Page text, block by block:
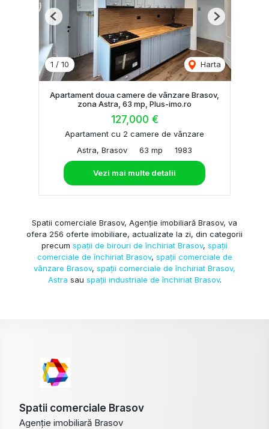
1 / 10 Harta
Previous Next
Apartament doua camere de vânzare Brasov,
zona Astra, 63 mp, Plus-imo.ro
127,000 €
Apartament cu 2 camere de vânzare
Astra, Brasov
63 mp 1983
Vezi mai multe detalii
Spatii comerciale Brasov, Agenție imobiliară Brasov, va
ofera 256 oferte imobiliare, actualizate la zi, din categorii
precum spații de birouri de închiriat Brasov, spații
comerciale de închiriat Brasov, spații comerciale de
vânzare Brasov, spații comerciale de închiriat Brasov,
Astra sau spații industriale de închiriat Brasov.
Spatii comerciale Brasov
Agenție imobiliară Brasov